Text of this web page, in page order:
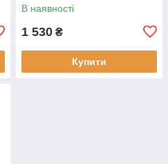
В наявності
1 530 ₴
Купити